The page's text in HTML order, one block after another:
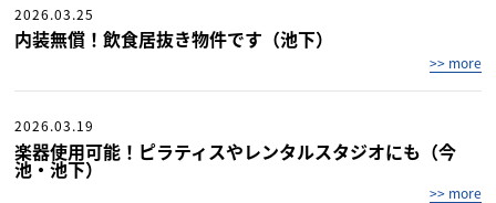
2026.03.25
内装無償！飲食居抜き物件です（池下）
>> more
2026.03.19
楽器使用可能！ピラティスやレンタルスタジオにも（今
池・池下）
>> more